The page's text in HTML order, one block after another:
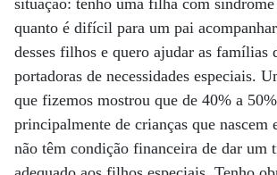
situação: tenho uma filha com
quanto é difícil para um pai
desses filhos e quero ajudar as famílias
portadoras de necessidades especiais.
que fizemos mostrou que de 40% a
principalmente de crianças que nascem
não têm condição financeira de dar um